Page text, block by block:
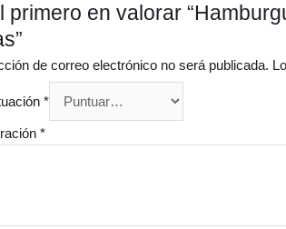
primero en valorar
de correo electrónico no será publicada.
*
*